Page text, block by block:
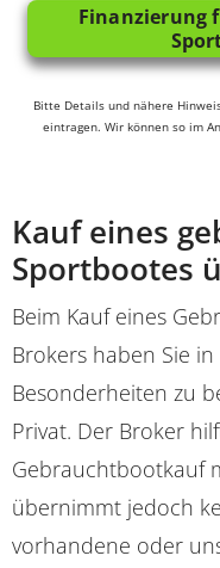
Finanzierung
Bitte Details und nähere
eintragen. Wir können so im
Kauf eines
Sportbootes
Beim Kauf eines
Brokers haben Sie
Besonderheiten zu
Privat. Der Broker
Gebrauchtbootkauf
übernimmt jedoch
vorhandene oder